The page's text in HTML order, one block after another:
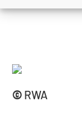
© RWA